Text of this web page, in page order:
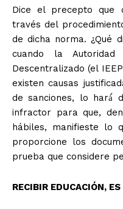
Dice el precepto que
través del
de dicha norma. ¿Qué
cuando la
Descentralizado (el
existen causas
de sanciones, lo hará́
infractor para que,
hábiles, manifieste lo
proporcione los
prueba que considere
RECIBIR EDUCACIÓN,